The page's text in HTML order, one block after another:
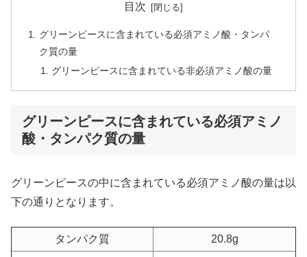
目次
グリーンピースに含まれている必須アミノ酸・タンパ
ク質の量
グリーンピースに含まれている非必須アミノ酸の量
グリーンピースに含まれている必須アミノ
酸・タンパク質の量
グリーンピースの中に含まれている必須アミノ酸の量は以
下の通りとなります。
タンパク質 20.8g